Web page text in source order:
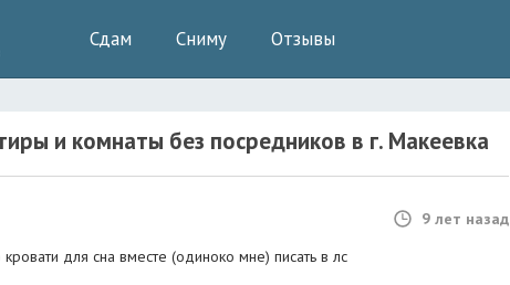
Сдам Сниму Отзывы
и комнаты без посредников в г. Макеевка
9 лет назад
для сна вместе (одиноко мне) писать в лс